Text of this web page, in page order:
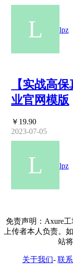
lpz
【实战高
业官网模版
￥19.90
2023-07-05
lpz
免责声明：Axure
上传者本人负责。
站
关于我们- 联